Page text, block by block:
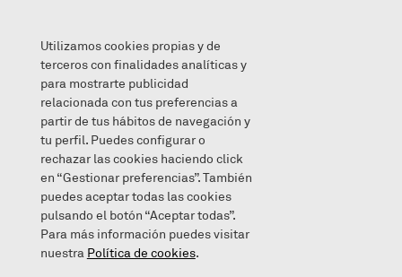
BI LAGUNTXO BERRI DITUGU GELAN
2023/01/12
Utilizamos cookies propias y de
terceros con finalidades analíticas y
para mostrarte publicidad
relacionada con tus preferencias a
partir de tus hábitos de navegación y
tu perfil. Puedes configurar o
rechazar las cookies haciendo click
en “Gestionar preferencias”. También
puedes aceptar todas las cookies
pulsando el botón “Aceptar todas”.
Para más información puedes visitar
nuestra Política de cookies.